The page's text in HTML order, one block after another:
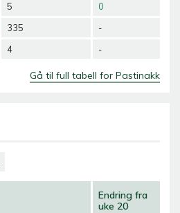
5
335
4
0
-
-
Gå til full tabell for Pastinakk
Endring fra
uke 20